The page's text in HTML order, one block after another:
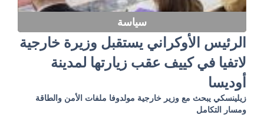
سياسة
الرئيس الأوكراني يستقبل وزيرة خارجية
لاتفيا في كييف عقب زيارتها لمدينة
أوديسا
زيلينسكي يبحث مع وزير خارجية مولدوفا ملفات الأمن والطاقة
ومسار التكامل